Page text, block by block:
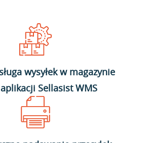
wysyłek w magazynie
Sellasist WMS